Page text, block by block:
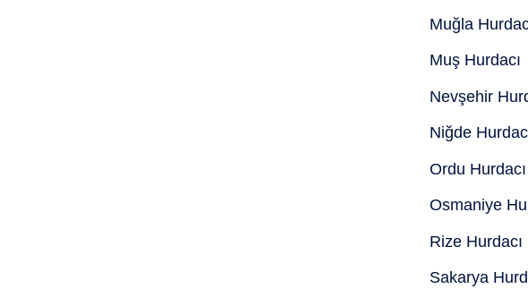
Muğla
Muş Hurdacı
Nevşehir
Niğde
Ordu Hurdacı
Osmaniye
Rize Hurdacı
Sakarya